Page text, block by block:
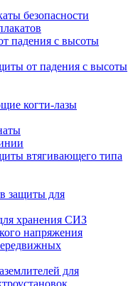
безопасности
падения с высоты
от падения с высоты
когти-лазы
втягивающего типа
защиты для
хранения СИЗ
напряжения
для